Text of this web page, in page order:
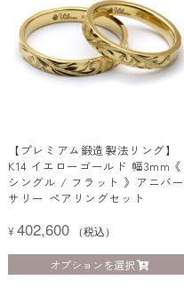
【プレミアム鍛造製法リング】
K14 イエローゴールド 幅3mm《
シングル / フラット 》アニバー
サリー ペアリングセット
¥402,600 （税込）
オプションを選択